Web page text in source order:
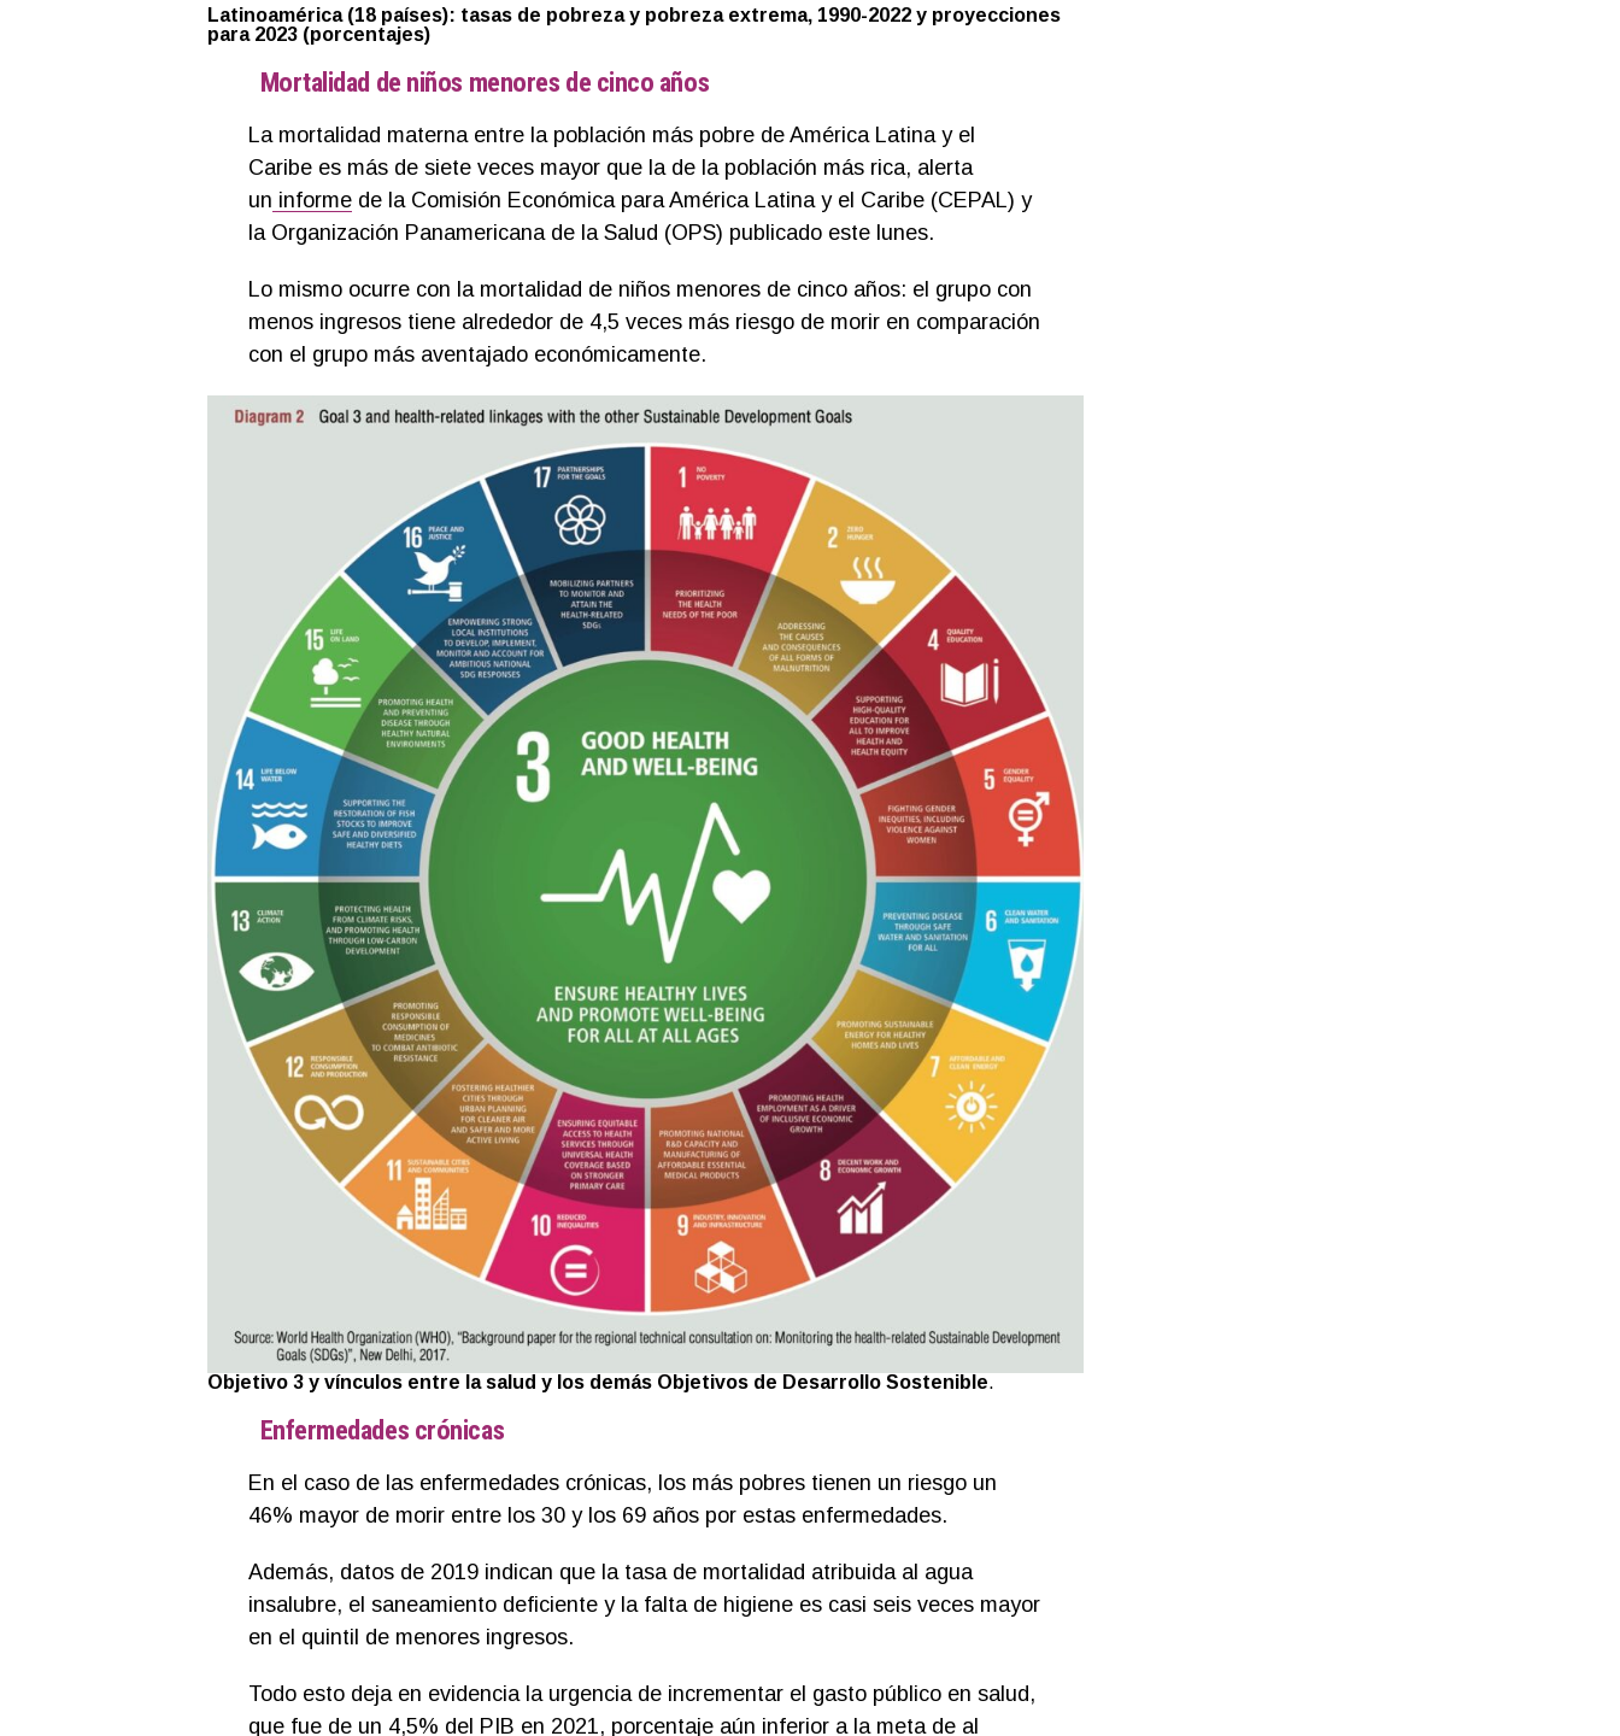
Latinoamérica (18 países): tasas de pobreza y pobreza extrema, 1990-2022 y proyecciones
para 2023 (porcentajes)
Mortalidad de niños menores de cinco años
La mortalidad materna entre la población más pobre de América Latina y el
Caribe es más de siete veces mayor que la de la población más rica, alerta
un informede la Comisión Económica para América Latina y el Caribe (CEPAL) y
la Organización Panamericana de la Salud (OPS) publicado este lunes.
Lo mismo ocurre con la mortalidad de niños menores de cinco años: el grupo con
menos ingresos tiene alrededor de 4,5 veces más riesgo de morir en comparación
con el grupo más aventajado económicamente.
Objetivo 3 y vínculos entre la salud y los demás Objetivos de Desarrollo Sostenible.
Enfermedades crónicas
En el caso de las enfermedades crónicas, los más pobres tienen un riesgo un
46% mayor de morir entre los 30 y los 69 años por estas enfermedades.
Además, datos de 2019 indican que la tasa de mortalidad atribuida al agua
insalubre, el saneamiento deficiente y la falta de higiene es casi seis veces mayor
en el quintil de menores ingresos.
Todo esto deja en evidencia la urgencia de incrementar el gasto público en salud,
que fue de un 4,5% del PIB en 2021, porcentaje aún inferior a la meta de al